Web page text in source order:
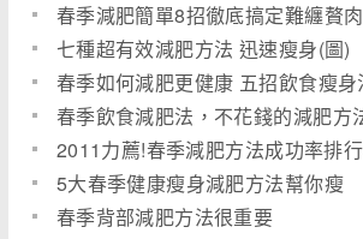
春季減肥簡單8招徹底搞定難纏贅肉
七種超有效減肥方法 迅速瘦身(圖)
春季如何減肥更健康 五招飲食瘦身
春季飲食減肥法，不花錢的減肥方
2011力薦!春季減肥方法成功率排
5大春季健康瘦身減肥方法幫你瘦
春季背部減肥方法很重要